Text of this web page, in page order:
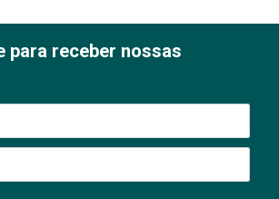
para receber nossas